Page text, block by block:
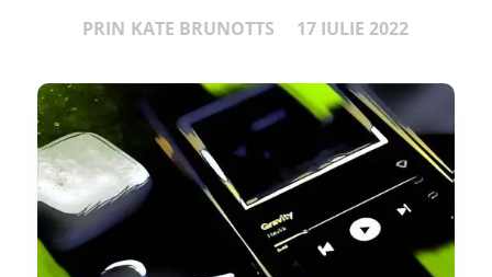
PRIN KATE BRUNOTTS 17 IULIE 2022